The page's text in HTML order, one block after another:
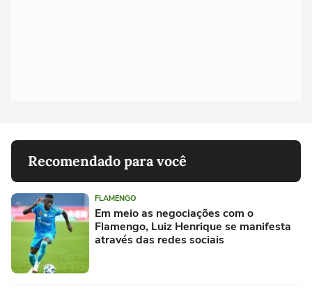
Recomendado para você
FLAMENGO
Em meio as negociações com o
Flamengo, Luiz Henrique se manifesta
através das redes sociais